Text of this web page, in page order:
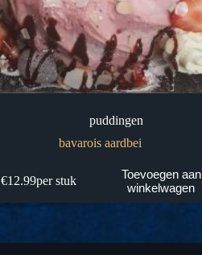
puddingen
bavarois aardbei
€12.99per stuk
Toevoegen aan
winkelwagen